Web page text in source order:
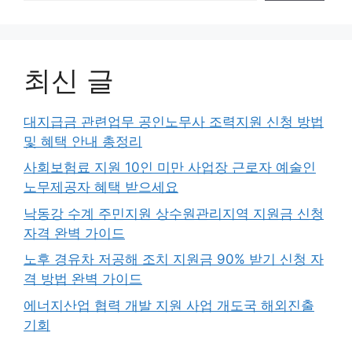
최신 글
대지급금 관련업무 공인노무사 조력지원 신청 방법
및 혜택 안내 총정리
사회보험료 지원 10인 미만 사업장 근로자 예술인
노무제공자 혜택 받으세요
낙동강 수계 주민지원 상수원관리지역 지원금 신청
자격 완벽 가이드
노후 경유차 저공해 조치 지원금 90% 받기 신청 자
격 방법 완벽 가이드
에너지산업 협력 개발 지원 사업 개도국 해외진출
기회